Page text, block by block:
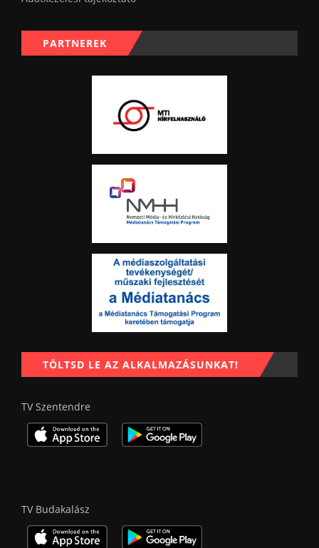
PARTNEREK
TÖLTSD LE AZ ALKALMAZÁSUNKAT!
TV Szentendre
TV Budakalász